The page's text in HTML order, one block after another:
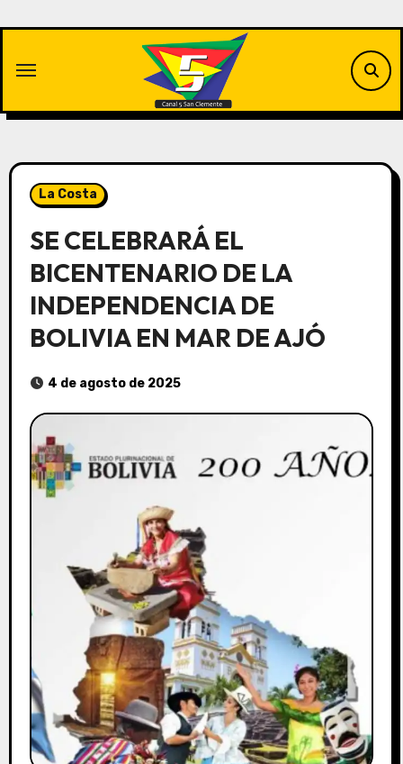
contenido
La Costa
SE CELEBRARÁ EL
BICENTENARIO DE LA
INDEPENDENCIA DE
BOLIVIA EN MAR DE AJÓ
4 de agosto de 2025